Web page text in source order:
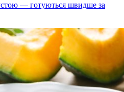
— готуються швидше за